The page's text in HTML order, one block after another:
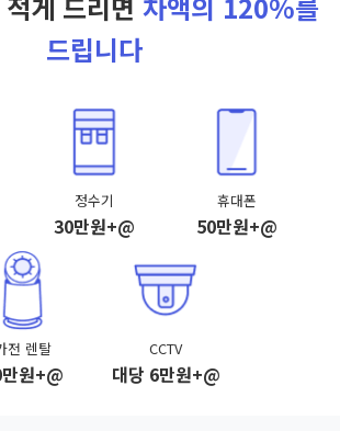
드립니다
정수기
30만원+@
휴대폰
50만원+@
전 렌탈
원+@
CCTV
대당 6만원+@